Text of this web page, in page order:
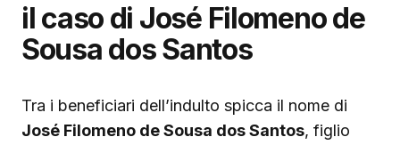
il caso di José Filomeno de
Sousa dos Santos
Tra i beneficiari dell’indulto spicca il nome di
José Filomeno de Sousa dos Santos, figlio